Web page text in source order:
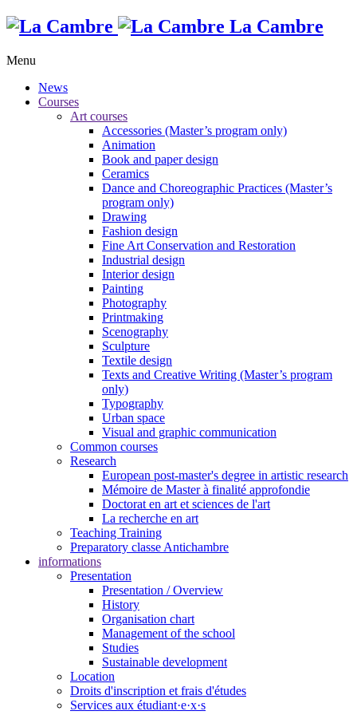
La Cambre
Menu
News
Courses
Art courses
Accessories (Master’s program only)
Animation
Book and paper design
Ceramics
Dance and Choreographic Practices (Master’s
program only)
Drawing
Fashion design
Fine Art Conservation and Restoration
Industrial design
Interior design
Painting
Photography
Printmaking
Scenography
Sculpture
Textile design
Texts and Creative Writing (Master’s program
only)
Typography
Urban space
Visual and graphic communication
Common courses
Research
European post-master's degree in artistic research
Mémoire de Master à finalité approfondie
Doctorat en art et sciences de l'art
La recherche en art
Teaching Training
Preparatory classe Antichambre
informations
Presentation
Presentation / Overview
History
Organisation chart
Management of the school
Studies
Sustainable development
Location
Droits d'inscription et frais d'études
Services aux étudiant·e·x·s